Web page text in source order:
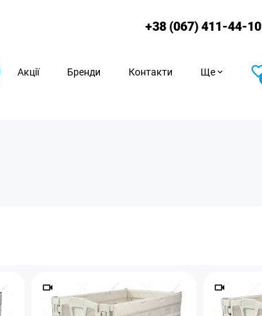
+38 (067) 411-44-10
Акції Бренди Контакти Ще